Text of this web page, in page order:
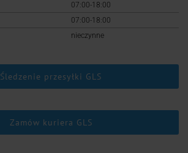
07:00-18:00
07:00-18:00
nieczynne
Śledzenie przesyłki GLS
Zamów kuriera GLS